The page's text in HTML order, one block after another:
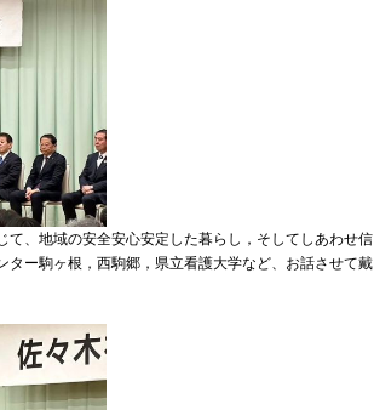
、地域の安全安心安定した暮らし，そしてしあわせ信
ター駒ヶ根，西駒郷，県立看護大学など、お話させて戴